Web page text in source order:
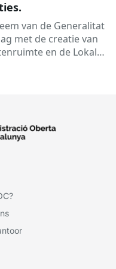
van de Generalitat
met de creatie van
en de Lokale